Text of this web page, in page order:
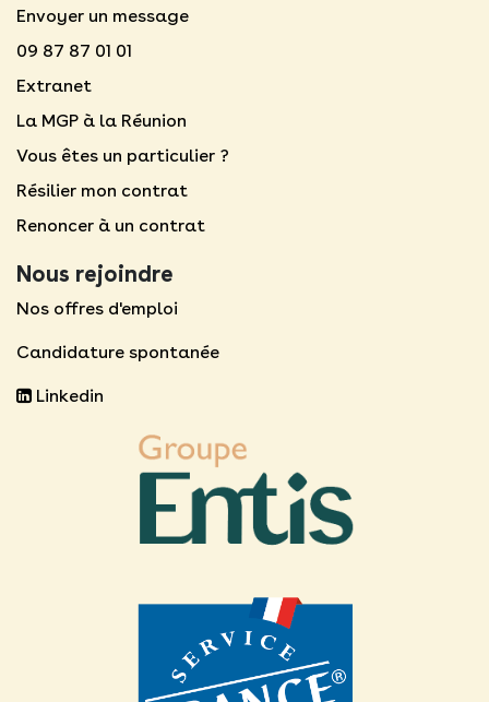
Envoyer un message
09 87 87 01 01
Extranet
La MGP à la Réunion
Vous êtes un particulier ?
Résilier mon contrat
Renoncer à un contrat
Nous rejoindre
Nos offres d'emploi
Candidature spontanée
Linkedin